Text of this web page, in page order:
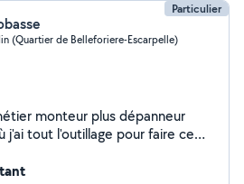
Particulier
(Quartier de Belleforiere-Escarpelle)
monteur plus dépanneur
j'ai tout l'outillage pour faire ce